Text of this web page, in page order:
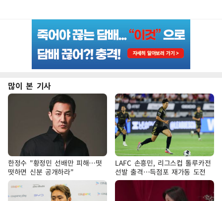
많이 본 기사
한정수 "황정민 선배만 피해…떳
떳하면 신분 공개하라"
LAFC 손흥민, 리그스컵 톨루카전
선발 출격…득점포 재가동 도전